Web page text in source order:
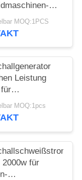
die
herstellt
MOQ:1PCS
Leistung
flüssigen
MOQ:1pcs
2000w für